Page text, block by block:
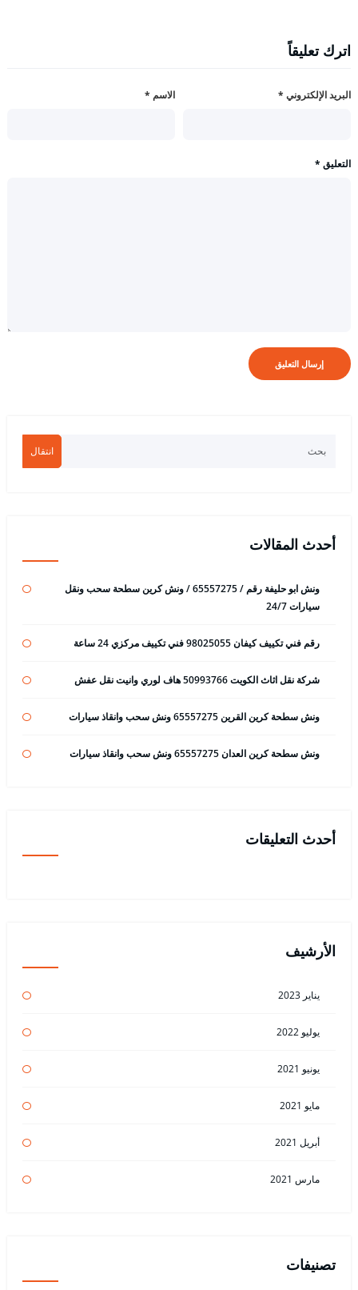
اترك تعليقاً
الاسم * البريد الإلكتروني *
التعليق *
انتقال
أحدث المقالات
ونش ابو حليفة رقم / 65557275 / ونش كرين سطحة سحب ونقل
سيارات 24/7
رقم فني تكييف كيفان 98025055 فني تكييف مركزي 24 ساعة
شركة نقل اثاث الكويت 50993766 هاف لوري وانيت نقل عفش
ونش سطحة كرين القرين 65557275 ونش سحب وانقاذ سيارات
ونش سطحة كرين العدان 65557275 ونش سحب وانقاذ سيارات
أحدث التعليقات
الأرشيف
يناير 2023
يوليو 2022
يونيو 2021
مايو 2021
أبريل 2021
مارس 2021
تصنيفات